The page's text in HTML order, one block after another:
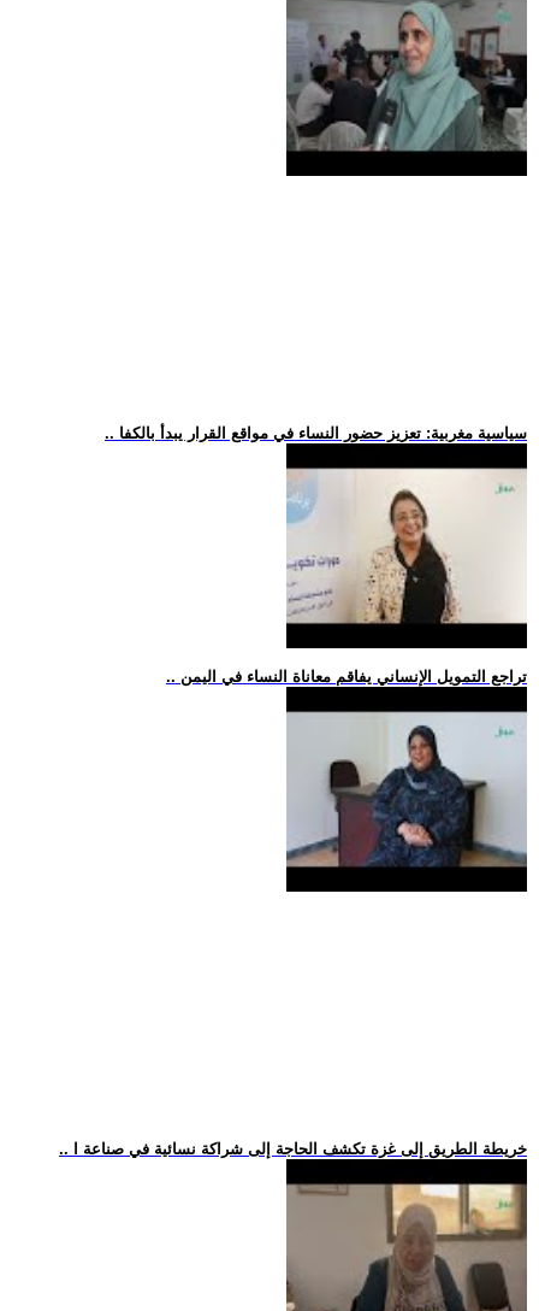
.. سياسية مغربية: تعزيز حضور النساء في مواقع القرار يبدأ بالكفا
.. تراجع التمويل الإنساني يفاقم معاناة النساء في اليمن
.. خريطة الطريق إلى غزة تكشف الحاجة إلى شراكة نسائية في صناعة ا